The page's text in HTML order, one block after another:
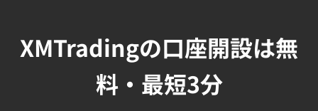
XMTradingの口座開設は無
料・最短3分